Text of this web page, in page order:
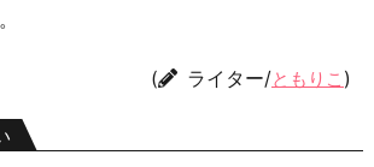
( ライター/ともりこ )